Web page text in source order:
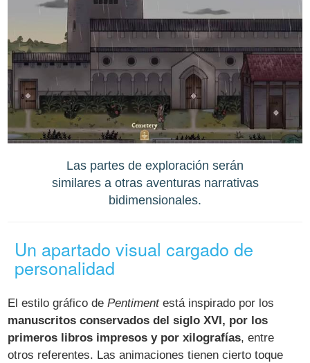
Las partes de exploración serán
similares a otras aventuras narrativas
bidimensionales.
Un apartado visual cargado de
personalidad
El estilo gráfico dePentimentestá inspirado por los
manuscritos conservados del siglo XVI, por los
primeros libros impresos y por xilografías, entre
otros referentes. Las animaciones tienen cierto toque